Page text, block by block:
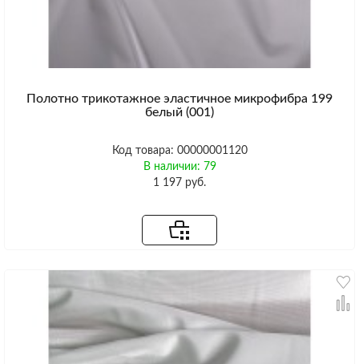
Полотно трикотажное эластичное микрофибра 199
белый (001)
Код товара: 00000001120
В наличии: 79
1 197 руб.